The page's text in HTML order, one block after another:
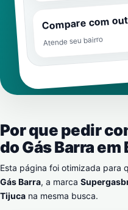
Compare com
Atende seu bairro
Por que pedir
do Gás Barra em
Esta página foi otimizada para
Gás Barra, a marca
Tijuca na mesma busca.